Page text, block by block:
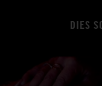
DIES